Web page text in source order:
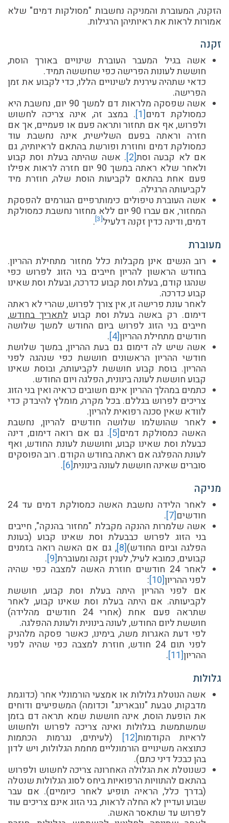
הזקנה, המעוברת והמניקה נחשבות "מסולקות דמים" שלא
אמורות לראות את ראיותיהן הרגילות.
זקנה
אשה בגיל המעבר העוברת שינויים באורך הוסת,
חוששת לעונות הפרישה כפי שחששה תמיד.
כדאי שתהיה עירנית לשינויים הללו, כדי לקבוע את זמן
הפרישה.
אשה שפסקה מלראות דם למשך 90 יום, נחשבת היא
כמסולקת דמים[
1] . במצב זה, אינה צריכה לחשוש
ולפרוש, אף אם תחזור ותראה פעם או פעמיים, אך אם
חזרה וראתה בפעם השלישית, אינה נחשבת עוד
כמסולקת דמים וחוזרת ופורשת בהתאם לראיותיה, גם
אם לא קבעה וסת[2] . אשה שהיתה בעלת וסת קבוע
ולאחר שלא ראתה במשך 90 יום חזרה לראות אפילו
פעם אחת בהתאם לקביעות הוסת שלה, חוזרת מיד
לקביעותה הרגילה.
אשה העוברת טיפולים כימותרפיים הגורמים להפסקת
המחזור, אם עברו 90 יום ללא מחזור נחשבת כמסולקת
דמים, ודינה כדין זקנה דלעיל[3]
.
מעוברת
רוב הנשים אינן מקבלות כלל מחזור מתחילת ההריון.
בחודש הראשון להריון חייבים בני הזוג לפרוש כפי
שנהגו קודם, בעלת וסת קבוע כדרכה, ובעלת וסת שאינו
קבוע כדרכה.
לאחר עונת פרישה זו, אין צורך לפרוש, שהרי לא ראתה
דימום. רק באשה בעלת וסת קבועלתאריך בחודש,
חייבים בני הזוג לפרוש ביום החודש למשך שלושה
חודשים מתחילת ההריון[4]
.
אשה שיש לה דימום גם בעת ההריון, במשך שלושת
חודשי ההריון הראשונים חוששת כפי שנהגה לפני
ההריון. בוסת קבוע חוששת לקביעותה, ובוסת שאינו
קבוע חוששת לעונה בינונית, הפלגה ויום החודש.
כתמים במהלך ההריון אינם חשובים כראיה ואין בני הזוג
צריכים לפרוש בגללם. בכל מקרה, מומלץ להיבדק כדי
לוודא שאין סכנה רפואית להריון.
לאחר שהושלמו שלושה חודשים להריון, נחשבת
האשה כמסולקת דמים[5
]. גם אם רואה דימום, דינה
כבעלת וסת שאינו קבוע, וחוששת לעונת החודש, ואף
לעונת ההפלגה אם ראתה בחודש הקודם. רוב הפוסקים
סוברים שאינה חוששת לעונה בינונית[6]
.
מניקה
לאחר הלידה נחשבת האשה כמסולקת דמים עד 24
חודשים[
7]
.
אשה שלמרות ההנקה מקבלת "מחזור בהנקה", חייבים
בני הזוג לפרוש כבבעלת וסת שאינו קבוע (בעונת
הפלגה וביום החודש)[
8
], גם אם האשה רואה בזמנים
קבועים, כמובא לעיל, לענין זקנה ומעוברת[9
]
.
לאחר 24 חודשים חוזרת האשה למצבה כפי שהיה
לפני ההריון[
10]
:
אם לפני ההריון היתה בעלת וסת קבוע, חוששת
לקביעותה. אם היתה בעלת וסת שאינו קבוע, לאחר
שתראה פעם אחת (אחרי 24 חודשים מהלידה)
חוששת ליום החודש, לעונה בינונית ולעונת ההפלגה.
לפי דעת האגרות משה, בימינו, כאשר פסקה מלהניק
לפני תום 24 חודש, חוזרת למצבה כפי שהיה לפני
ההריון[11]
.
גלולות
אשה הנוטלת גלולות או אמצעי הורמונלי אחר (כדוגמת
מדבקות, טבעת "נובארינג" וכדומה) המשפיעים ודוחים
את הופעת הוסת, אינה חוששת שמא תראה דם בזמן
שמשתמשת בגלולות ואינה צריכה לפרוש ולחשוש
לראיות הקודמות[
12] (לעיתים, נגרמות הכתמות
כתוצאה משינויים הורמונליים מחמת הגלולות, ויש לדון
בהן כבכל דיני כתם).
כשנוטלת את הגלולה האחרונה צריכה לחשוש ולפרוש
בהתאם להתוויות הרפואיות ביחס לסוג הגלולות שנטלה
(בדרך כלל, הראיה תופיע לאחר כיומיים). אם עבר
שבוע ועדיין לא החלה לראות, בני הזוג אינם צריכים עוד
לפרוש עד שתאסר האשה.